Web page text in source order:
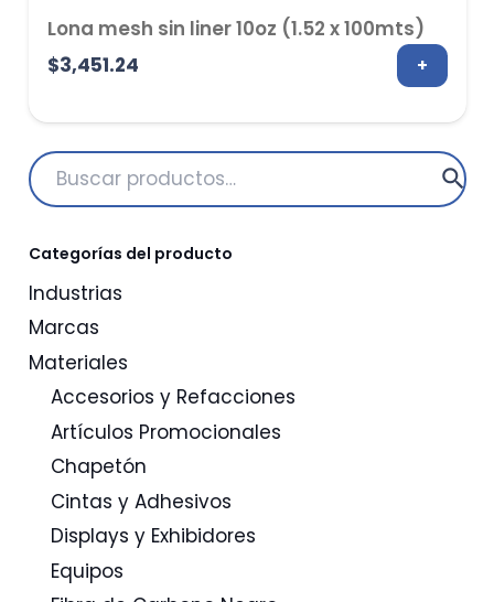
Lona mesh sin liner 10oz (1.52 x 100mts)
$3,451.24 +
Buscar
por:
Categorías del producto
Industrias
Marcas
Materiales
Accesorios y Refacciones
Artículos Promocionales
Chapetón
Cintas y Adhesivos
Displays y Exhibidores
Equipos